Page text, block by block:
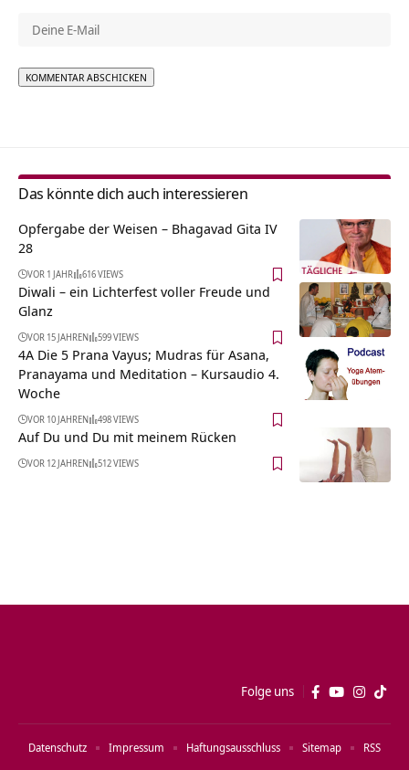
Das könnte dich auch interessieren
Opfergabe der Weisen – Bhagavad Gita IV
28
VOR 1 JAHR 616 VIEWS
Diwali – ein Lichterfest voller Freude und
Glanz
VOR 15 JAHREN 599 VIEWS
4A Die 5 Prana Vayus; Mudras für Asana,
Pranayama und Meditation – Kursaudio 4.
Woche
VOR 10 JAHREN 498 VIEWS
Auf Du und Du mit meinem Rücken
VOR 12 JAHREN 512 VIEWS
Folge uns
Datenschutz Impressum Haftungsausschluss Sitemap RSS